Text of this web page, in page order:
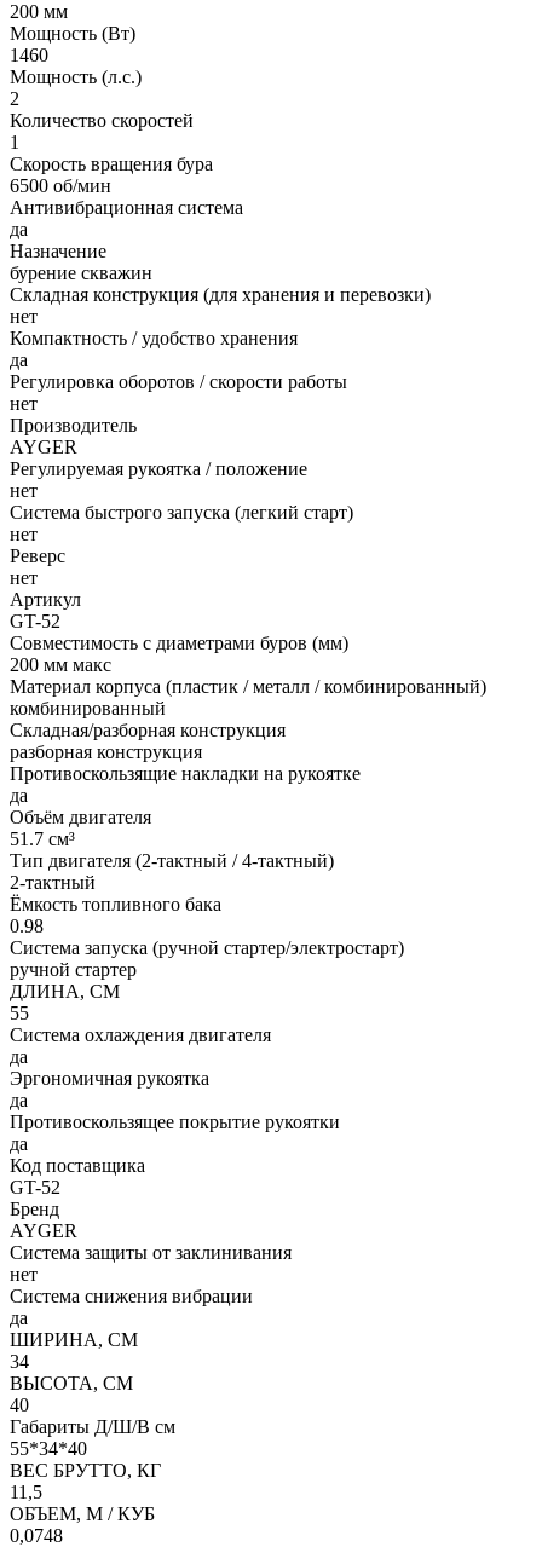
200 мм
Мощность (Вт)
1460
Мощность (л.с.)
2
Количество скоростей
1
Скорость вращения бура
6500 об/мин
Антивибрационная система
да
Назначение
бурение скважин
Складная конструкция (для хранения и перевозки)
нет
Компактность / удобство хранения
да
Регулировка оборотов / скорости работы
нет
Производитель
AYGER
Регулируемая рукоятка / положение
нет
Система быстрого запуска (легкий старт)
нет
Реверс
нет
Артикул
GT-52
Совместимость с диаметрами буров (мм)
200 мм макс
Материал корпуса (пластик / металл / комбинированный)
комбинированный
Складная/разборная конструкция
разборная конструкция
Противоскользящие накладки на рукоятке
да
Объём двигателя
51.7 см³
Тип двигателя (2-тактный / 4-тактный)
2-тактный
Ёмкость топливного бака
0.98
Система запуска (ручной стартер/электростарт)
ручной стартер
ДЛИНА, СМ
55
Система охлаждения двигателя
да
Эргономичная рукоятка
да
Противоскользящее покрытие рукоятки
да
Код поставщика
GT-52
Бренд
AYGER
Система защиты от заклинивания
нет
Система снижения вибрации
да
ШИРИНА, СМ
34
ВЫСОТА, СМ
40
Габариты Д/Ш/В см
55*34*40
ВЕС БРУТТО, КГ
11,5
ОБЪЕМ, М / КУБ
0,0748